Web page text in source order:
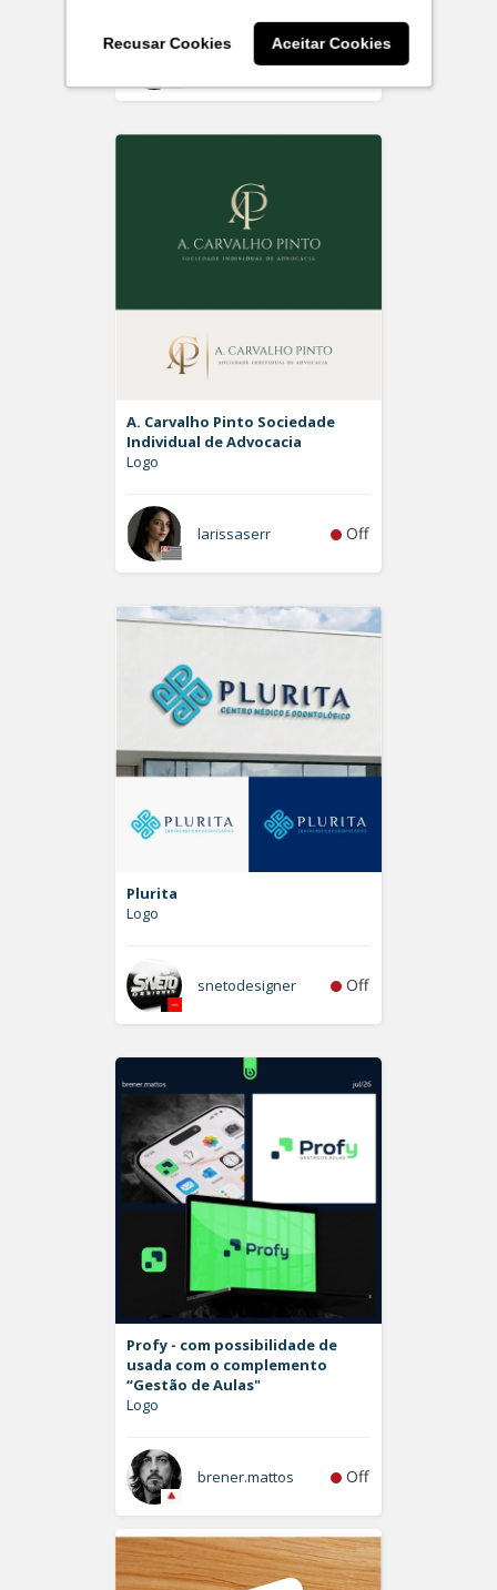
Recusar Cookies Aceitar Cookies
Rdesign SM Off
A. Carvalho Pinto Sociedade
Individual de Advocacia
Logo
larissaserr Off
Plurita
Logo
snetodesigner Off
Profy - com possibilidade de
usada com o complemento
“Gestão de Aulas"
Logo
brener.mattos Off